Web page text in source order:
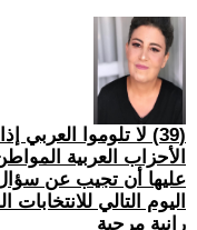
(39) لا تلوموا
الأحزاب العربية
عليها أن تجيب عن
اليوم التالي للانتخابات
رانية مرجية